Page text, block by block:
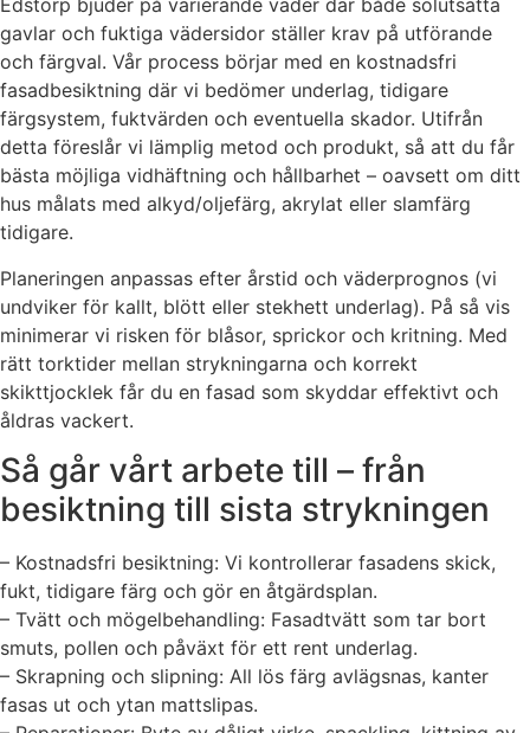
Edstorp bjuder på varierande väder där både solutsatta
gavlar och fuktiga vädersidor ställer krav på utförande
och färgval. Vår process börjar med en kostnadsfri
fasadbesiktning där vi bedömer underlag, tidigare
färgsystem, fuktvärden och eventuella skador. Utifrån
detta föreslår vi lämplig metod och produkt, så att du får
bästa möjliga vidhäftning och hållbarhet – oavsett om ditt
hus målats med alkyd/oljefärg, akrylat eller slamfärg
tidigare.
Planeringen anpassas efter årstid och väderprognos (vi
undviker för kallt, blött eller stekhett underlag). På så vis
minimerar vi risken för blåsor, sprickor och kritning. Med
rätt torktider mellan strykningarna och korrekt
skikttjocklek får du en fasad som skyddar effektivt och
åldras vackert.
Så går vårt arbete till – från
besiktning till sista strykningen
– Kostnadsfri besiktning: Vi kontrollerar fasadens skick,
fukt, tidigare färg och gör en åtgärdsplan.
– Tvätt och mögelbehandling: Fasadtvätt som tar bort
smuts, pollen och påväxt för ett rent underlag.
– Skrapning och slipning: All lös färg avlägsnas, kanter
fasas ut och ytan mattslipas.